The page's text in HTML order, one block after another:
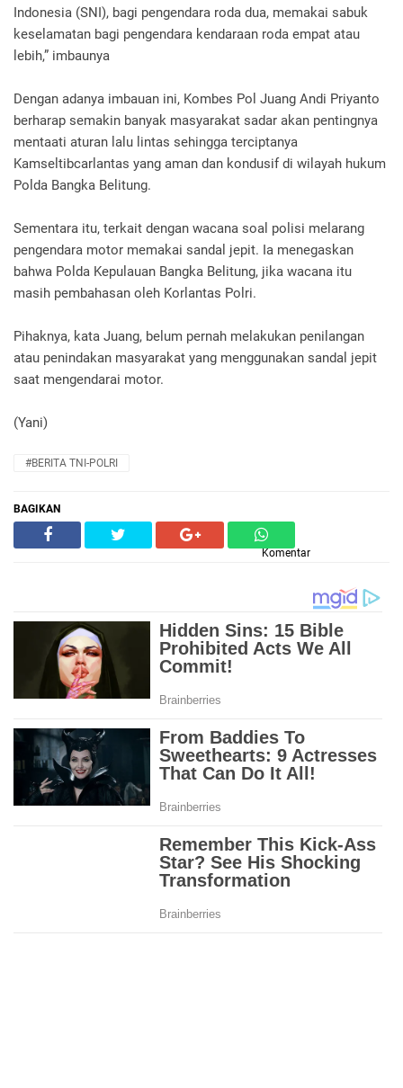
Indonesia (SNI), bagi pengendara roda dua, memakai sabuk
keselamatan bagi pengendara kendaraan roda empat atau
lebih,” imbaunya
Dengan adanya imbauan ini, Kombes Pol Juang Andi Priyanto
berharap semakin banyak masyarakat sadar akan pentingnya
mentaati aturan lalu lintas sehingga terciptanya
Kamseltibcarlantas yang aman dan kondusif di wilayah hukum
Polda Bangka Belitung.
Sementara itu, terkait dengan wacana soal polisi melarang
pengendara motor memakai sandal jepit. Ia menegaskan
bahwa Polda Kepulauan Bangka Belitung, jika wacana itu
masih pembahasan oleh Korlantas Polri.
Pihaknya, kata Juang, belum pernah melakukan penilangan
atau penindakan masyarakat yang menggunakan sandal jepit
saat mengendarai motor.
(Yani)
#BERITA TNI-POLRI
BAGIKAN
Komentar